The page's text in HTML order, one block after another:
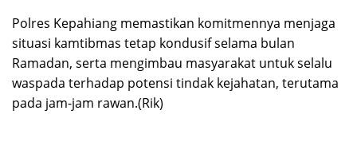
Polres Kepahiang memastikan komitmennya menjaga
situasi kamtibmas tetap kondusif selama bulan
Ramadan, serta mengimbau masyarakat untuk selalu
waspada terhadap potensi tindak kejahatan, terutama
pada jam-jam rawan.(Rik)